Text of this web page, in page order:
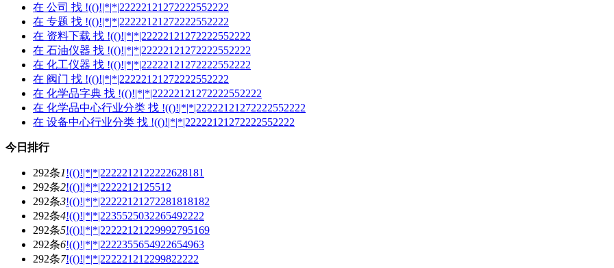
在 公司 找 !(()!|*|*|22222121272222552222
在 专题 找 !(()!|*|*|22222121272222552222
在 资料下载 找 !(()!|*|*|22222121272222552222
在 石油仪器 找 !(()!|*|*|22222121272222552222
在 化工仪器 找 !(()!|*|*|22222121272222552222
在 阀门 找 !(()!|*|*|22222121272222552222
在 化学品字典 找 !(()!|*|*|22222121272222552222
在 化学品中心行业分类 找 !(()!|*|*|22222121272222552222
在 设备中心行业分类 找 !(()!|*|*|22222121272222552222
今日排行
292条1!(()!|*|*|2222212122222628181
292条2!(()!|*|*|2222212125512
292条3!(()!|*|*|22222121272281818182
292条4!(()!|*|*|2235525032265492222
292条5!(()!|*|*|22222121229992795169
292条6!(()!|*|*|2222355654922654963
292条7!(()!|*|*|222221212299822222